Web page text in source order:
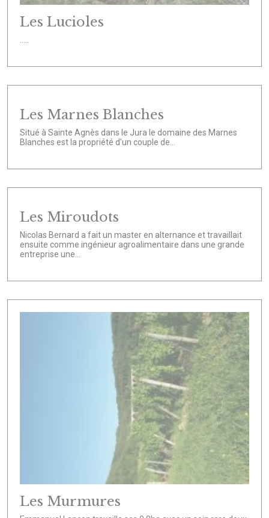
Les Lucioles
Les Marnes Blanches
Situé à Sainte Agnès dans le Jura le domaine des Marnes
Blanches est la propriété d'un couple de...
Les Miroudots
Nicolas Bernard a fait un master en alternance et travaillait
ensuite comme ingénieur agroalimentaire dans une grande
entreprise une...
Les Murmures